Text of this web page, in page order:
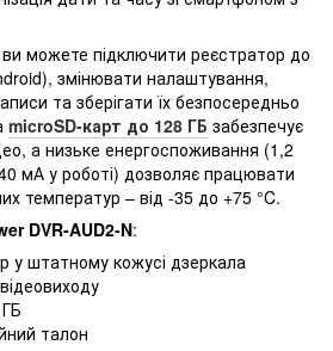
можете підключити реєстратор до
змінювати налаштування,
та зберігати їх безпосередньо
microSD-карт до 128 ГБ забезпечує
а низьке енергоспоживання (1,2
мА у роботі) дозволяє працювати
температур – від -35 до +75 °C.
DVR-AUD2-N:
у штатному кожусі дзеркала
талон